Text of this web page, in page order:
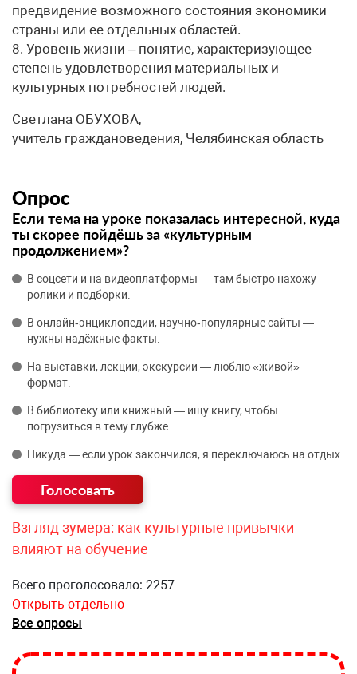
предвидение возможного состояния экономики
страны или ее отдельных областей.
8. Уровень жизни – понятие, характеризующее
степень удовлетворения материальных и
культурных потребностей людей.
Светлана ОБУХОВА,
учитель граждановедения, Челябинская область
Опрос
Если тема на уроке показалась интересной, куда
ты скорее пойдёшь за «культурным
продолжением»?
В соцсети и на видеоплатформы — там быстро нахожу
ролики и подборки.
В онлайн‑энциклопедии, научно‑популярные сайты —
нужны надёжные факты.
На выставки, лекции, экскурсии — люблю «живой»
формат.
В библиотеку или книжный — ищу книгу, чтобы
погрузиться в тему глубже.
Никуда — если урок закончился, я переключаюсь на отдых.
Взгляд зумера: как культурные привычки
влияют на обучение
Всего проголосовало: 2257
Открыть отдельно
Все опросы